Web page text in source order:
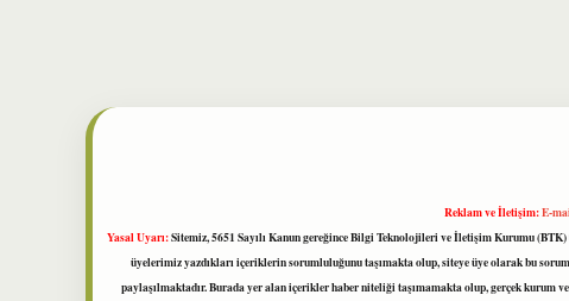
Reklam ve İletişim:E-
Yasal Uyarı:Sitemiz, 5651 Sayılı Kanun gereğince Bilgi Teknolojileri ve İletişim Kurumu
üyelerimiz yazdıkları içeriklerin sorumluluğunu taşımakta olup, siteye üye olarak bu
paylaşılmaktadır. Burada yer alan içerikler haber niteliği taşımamakta olup, gerçek kurum